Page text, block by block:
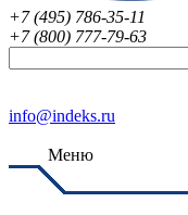
+7 (495) 786-35-11
+7 (800) 777-79-63
info@indeks.ru
Меню